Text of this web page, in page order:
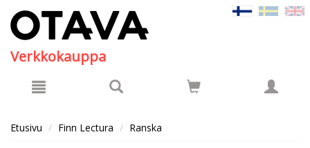
Verkkokauppa
Etusivu Finn Lectura Ranska